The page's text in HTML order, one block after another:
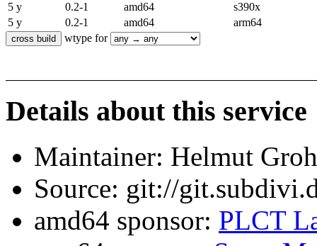
5 y
0.2-1 amd64
s390x
5 y
0.2-1 amd64
arm64
wtype for
Details about this service
Maintainer: Helmut
Source: git://
amd64 sponsor: PLCT